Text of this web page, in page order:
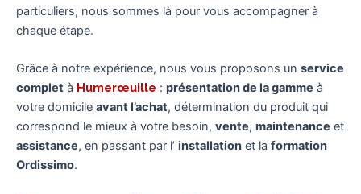
particuliers, nous sommes là pour vous accompagner à
chaque étape.
Grâce à notre expérience, nous vous proposons un service
complet à Humerœuille : présentation de la gamme à
votre domicile avant l’achat, détermination du produit qui
correspond le mieux à votre besoin, vente, maintenance et
assistance, en passant par l’ installation et la formation
Ordissimo.